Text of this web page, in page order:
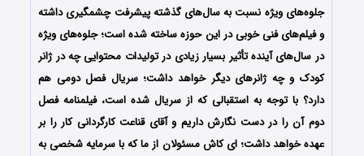
جلوه‌های ویژه نسبت به سال‌های گذشته پیشرفت چشمگیری داشته
و فیلم‌های فنی خوبی در این حوزه ساخته شده است؛ جلوه‌های ویژه
در سال‌های آینده تأثیر بسیار زیادی در تولیدات محتوایی چه در ژانر
کودک و چه ژانرهای دیگر خواهد داشت؛ سریال فصل دومی هم
دارد؟ با توجه به استقبالی که از سریال شده است، فیلمنامه فصل
دوم آن را در دست نگارش داریم و آقای قناعت کارگردانی کار را بر
عهده خواهد داشت؛ ای کاش مسئولان از ما که با سرمایه شخصی به